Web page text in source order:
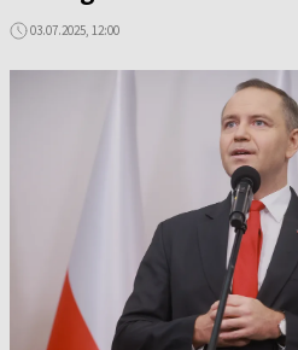
03.07.2025, 12:00